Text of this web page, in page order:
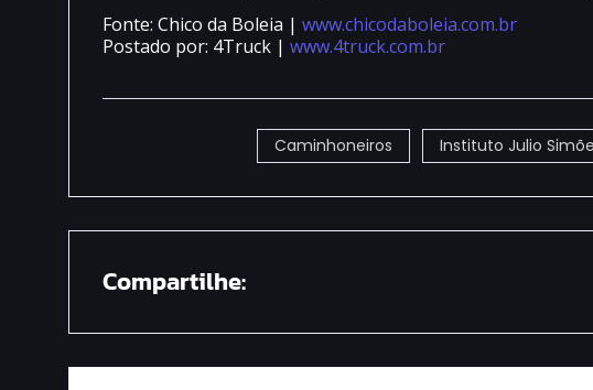
Fonte: Chico da Boleia | www.chicodaboleia.com.br
Postado por: 4Truck | www.4truck.com.br
Caminhoneiros Instituto Julio
Compartilhe: